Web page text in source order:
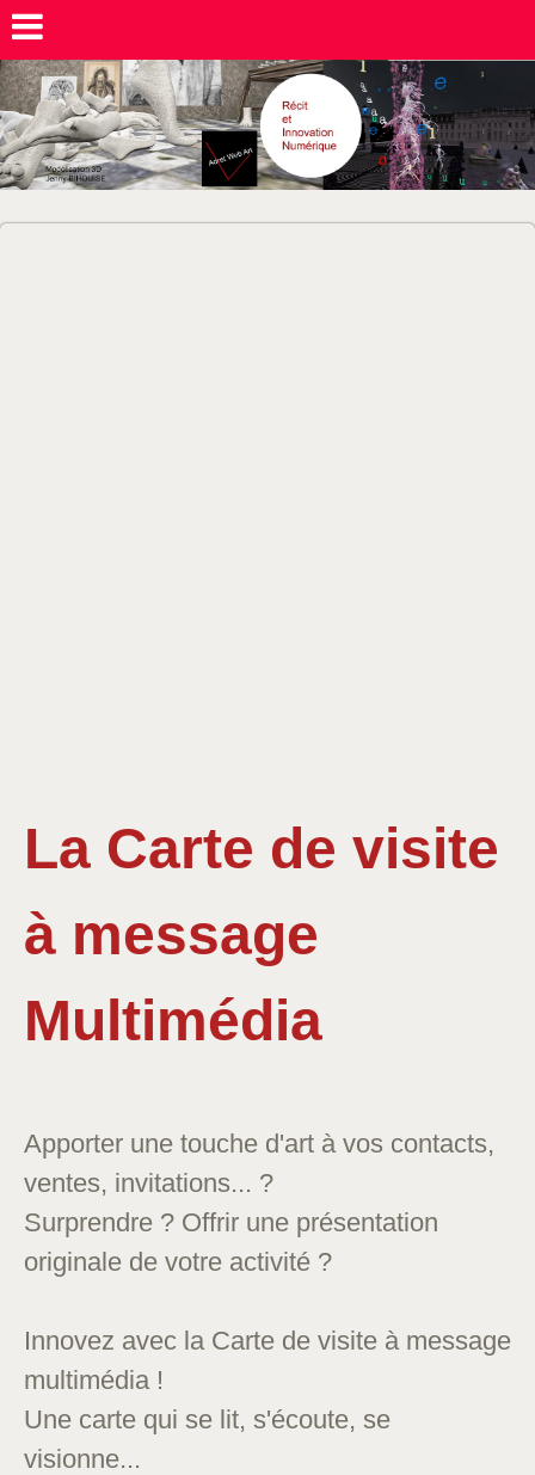
La Carte de visite
à message
Multimédia
Apporter une touche d'art à vos contacts,
ventes, invitations... ?
Surprendre ? Offrir une présentation
originale de votre activité ?
Innovez avec la Carte de visite à message
multimédia !
Une carte qui se lit, s'écoute, se
visionne...